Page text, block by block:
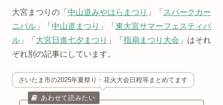
大宮まつりの「 中山道みやはらまつり 」「 スパークカー
ニバル 」「 中山道まつり 」「 東大宮サマーフェスティバ
ル 」「 大宮日進七夕まつり 」「 指扇まつり大会 」はそれ
ぞれ別の記事にしています。
さいたま市の2025年夏祭り・花火大会日程等まとめてます